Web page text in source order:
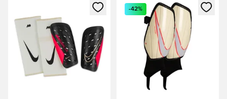
Abre un modal para iniciar sesión o registrarse como
Abre un modal para iniciar
-42%